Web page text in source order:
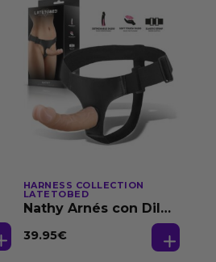
HARNESS COLLECTION
LATETOBED
Nathy Arnés con Dildo
39.95€